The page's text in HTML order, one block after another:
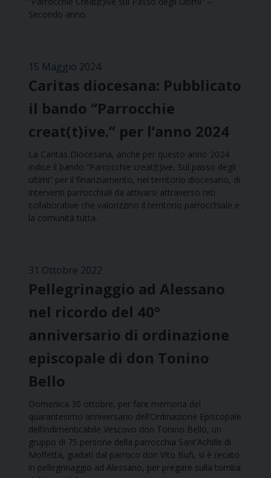
Secondo anno.
15 Maggio 2024
Caritas diocesana: Pubblicato
il bando “Parrocchie
creat(t)ive.” per l’anno 2024
La Caritas Diocesana, anche per questo anno 2024
indice il bando “Parrocchie creat(t)ive, Sul passo degli
ultimi” per il finanziamento, nel territorio diocesano, di
interventi parrocchiali da attivarsi attraverso reti
collaborative che valorizzino il territorio parrocchiale e
la comunità tutta.
31 Ottobre 2022
Pellegrinaggio ad Alessano
nel ricordo del 40°
anniversario di ordinazione
episcopale di don Tonino
Bello
Domenica 30 ottobre, per fare memoria del
quarantesimo anniversario dell’Ordinazione Episcopale
dell’indimenticabile Vescovo don Tonino Bello, un
gruppo di 75 persone della parrocchia Sant’Achille di
Molfetta, guidati dal parroco don Vito Bufi, si è recato
in pellegrinaggio ad Alessano, per pregare sulla tomba